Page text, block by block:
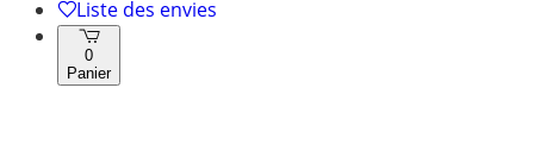
Liste des envies
0
Panier